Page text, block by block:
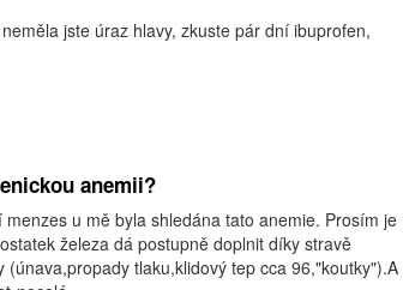
jste úraz hlavy, zkuste pár dní ibuprofen,
anemii?
u mě byla shledána tato anemie. Prosím je
železa dá postupně doplnit díky stravě
tlaku,klidový tep cca 96,"koutky").A